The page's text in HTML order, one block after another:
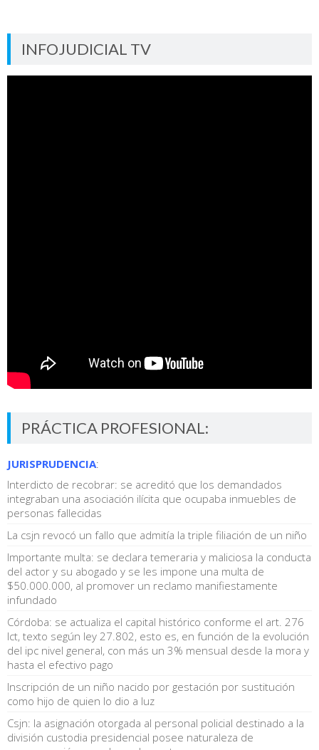
INFOJUDICIAL TV
PRÁCTICA PROFESIONAL:
JURISPRUDENCIA:
Interdicto de recobrar: se acreditó que los demandados
integraban una asociación ilícita que ocupaba inmuebles de
personas fallecidas
La csjn revocó un fallo que admitía la triple filiación de un niño
Importante multa: se declara temeraria y maliciosa la conducta
del actor y su abogado y se les impone una multa de
$50.000.000, al promover un reclamo manifiestamente
infundado
Córdoba: se actualiza el capital histórico conforme el art. 276
lct, texto según ley 27.802, esto es, en función de la evolución
del ipc nivel general, con más un 3% mensual desde la mora y
hasta el efectivo pago
Inscripción de un niño nacido por gestación por sustitución
como hijo de quien lo dio a luz
Csjn: la asignación otorgada al personal policial destinado a la
división custodia presidencial posee naturaleza de